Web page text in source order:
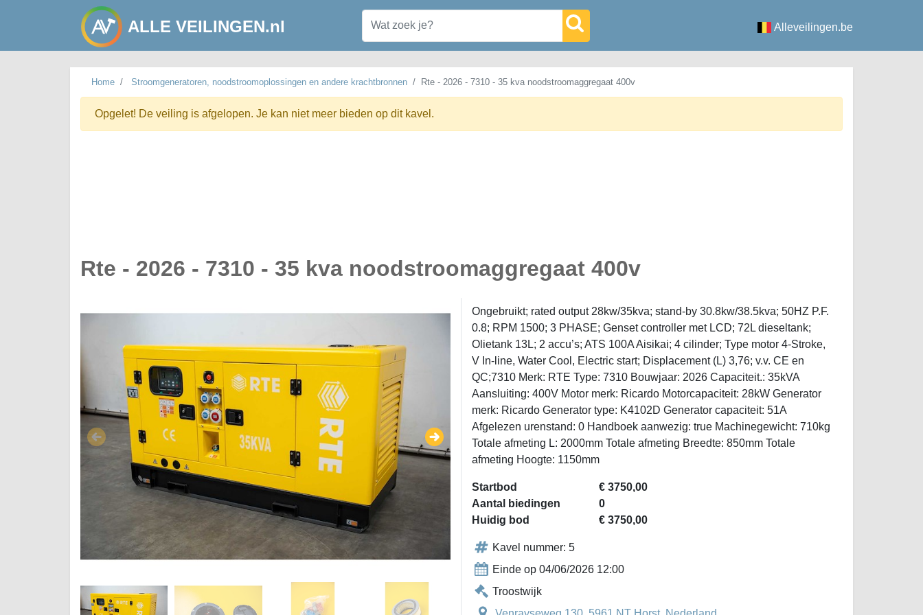
ALLE VEILINGEN.nl Alleveilingen.be
Home Stroomgeneratoren, noodstroomoplossingen en andere krachtbronnen Rte - 2026 - 7310 - 35 kva noodstroomaggregaat 400v
Opgelet! De veiling is afgelopen. Je kan niet meer bieden op dit kavel.
Rte - 2026 - 7310 - 35 kva noodstroomaggregaat 400v
Ongebruikt; rated output 28kw/35kva; stand-by 30.8kw/38.5kva; 50HZ P.F.
0.8; RPM 1500; 3 PHASE; Genset controller met LCD; 72L dieseltank;
Olietank 13L; 2 accu’s; ATS 100A Aisikai; 4 cilinder; Type motor 4-Stroke,
V In-line, Water Cool, Electric start; Displacement (L) 3,76; v.v. CE en
QC;7310 Merk: RTE Type: 7310 Bouwjaar: 2026 Capaciteit.: 35kVA
Aansluiting: 400V Motor merk: Ricardo Motorcapaciteit: 28kW Generator
merk: Ricardo Generator type: K4102D Generator capaciteit: 51A
Afgelezen urenstand: 0 Handboek aanwezig: true Machinegewicht: 710kg
Totale afmeting L: 2000mm Totale afmeting Breedte: 850mm Totale
afmeting Hoogte: 1150mm
Startbod
€ 3750,00
Aantal biedingen
0
Huidig bod
€ 3750,00
Kavel nummer: 5
Einde op 04/06/2026 12:00
Troostwijk